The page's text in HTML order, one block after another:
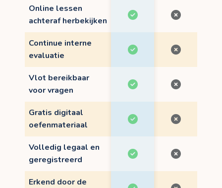
Online lessen
achteraf herbekijken
Continue interne
evaluatie
Vlot bereikbaar
voor vragen
Gratis digitaal
oefenmateriaal
Volledig legaal en
geregistreerd
Erkend door de